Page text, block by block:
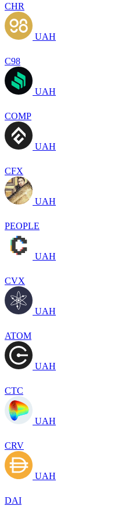
CHR
UAH
C98
UAH
COMP
UAH
CFX
UAH
PEOPLE
UAH
CVX
UAH
ATOM
UAH
CTC
UAH
CRV
UAH
DAI